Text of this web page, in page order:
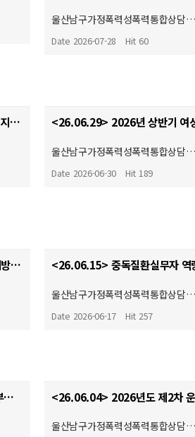
울산남구가정폭력성폭력통합상담…
Date 2026-07-28 Hit 60
<26.07.03> 2026년도 제4차 사회복지현장실습 종결식
울산남구가정폭력성폭력통합상담…
Date 2026-06-30 Hit 189
<26.06.17> 교제폭력 인식개선 및 예방 캠페인(자체)
울산남구가정폭력성폭력통합상담…
Date 2026-06-17 Hit 257
<26.06.09> 와이즈유(영산대학교) 부울경 사회복지·평생교육 기관 협회 2026학년도 산학협력 협약체결…
울산남구가정폭력성폭력통합상담…